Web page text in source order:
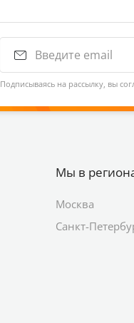
Подписываясь на рассылку, вы
Мы в
Москва
Санкт-